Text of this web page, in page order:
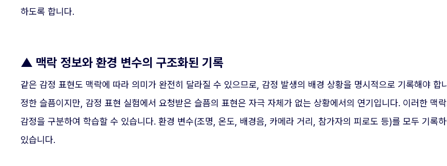
하도록 합니다.
▲ 맥락 정보와 환경 변수의 구조화된 기록
같은 감정 표현도 맥락에 따라 의미가 완전히 달라질 수 있으므로, 감정 발생의 배경 상황을 명시적으로 기록해야
정한 슬픔이지만, 감정 표현 실험에서 요청받은 슬픔의 표현은 자극 자체가 없는 상황에서의 연기입니다. 이러한 맥
감정을 구분하여 학습할 수 있습니다. 환경 변수(조명, 온도, 배경음, 카메라 거리, 참가자의 피로도 등)를 모두 기록
있습니다.